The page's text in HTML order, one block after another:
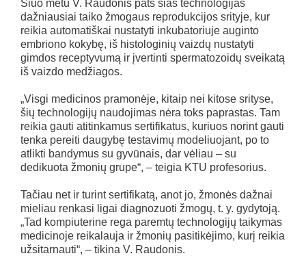
Šiuo metu V. Raudonis pats šias technologijas
dažniausiai taiko žmogaus reprodukcijos srityje, kur
reikia automatiškai nustatyti inkubatoriuje auginto
embriono kokybę, iš histologinių vaizdų nustatyti
gimdos receptyvumą ir įvertinti spermatozoidų sveikatą
iš vaizdo medžiagos.
„Visgi medicinos pramonėje, kitaip nei kitose srityse,
šių technologijų naudojimas nėra toks paprastas. Tam
reikia gauti atitinkamus sertifikatus, kuriuos norint gauti
tenka pereiti daugybę testavimų modeliuojant, po to
atlikti bandymus su gyvūnais, dar vėliau – su
dedikuota žmonių grupe“, – teigia KTU profesorius.
Tačiau net ir turint sertifikatą, anot jo, žmonės dažnai
mieliau renkasi ligai diagnozuoti žmogų, t. y. gydytoją.
„Tad kompiuterine rega paremtų technologijų taikymas
medicinoje reikalauja ir žmonių pasitikėjimo, kurį reikia
užsitarnauti“, – tikina V. Raudonis.